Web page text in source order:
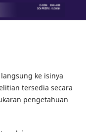
ke isinya
tersedia secara
pengetahuan